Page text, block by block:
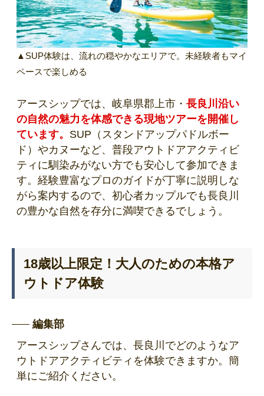
▲SUP体験は、流れの穏やかなエリアで。未経験者もマイ
ペースで楽しめる
アースシップでは、岐阜県郡上市・ 長良川沿い
の自然の魅力を体感できる現地ツアーを開催し
ています。 SUP（スタンドアップパドルボー
ド）やカヌーなど、普段アウトドアアクティビ
ティに馴染みがない方でも安心して参加できま
す。経験豊富なプロのガイドが丁寧に説明しな
がら案内するので、初心者カップルでも長良川
の豊かな自然を存分に満喫できるでしょう。
18歳以上限定！大人のための本格ア
ウトドア体験
編集部
アースシップさんでは、長良川でどのようなア
ウトドアアクティビティを体験できますか。簡
単にご紹介ください。